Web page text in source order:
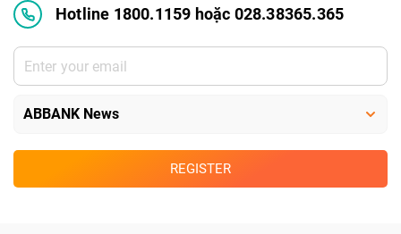
Hotline 1800.1159 hoặc 028.38365.365
REGISTER